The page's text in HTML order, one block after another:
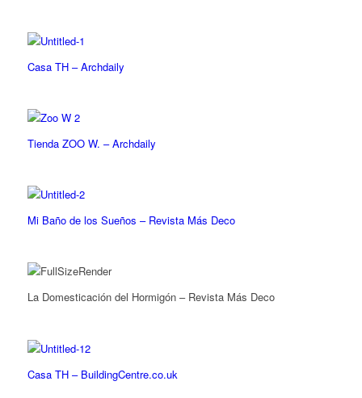
Casa TH – Archdaily
Tienda ZOO W. – Archdaily
Mi Baño de los Sueños – Revista Más Deco
La Domesticación del Hormigón – Revista Más Deco
Casa TH – BuildingCentre.co.uk